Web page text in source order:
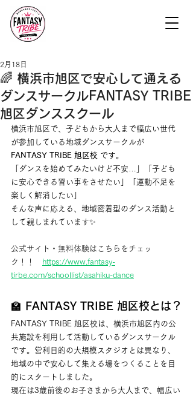
🌈 横浜市旭区で安心して通える
ダンスサークルFANTASY TRIBE
旭区ダンススクール
2月18日
横浜市旭区で、子どもから大人まで幅広い世代
が参加している地域ダンスサークルが
FANTASY TRIBE 旭区校 です。
「ダンスを始めてみたいけど不安…」「子ども
に安心できる習い事をさせたい」「運動不足を
楽しく解消したい」
そんな声に応える、地域密着型のダンス活動と
して親しまれています✨
公式サイト・無料体験はこちらをチェッ
ク！！ https://www.fantasy-
tirbe.com/schoollist/asahiku-dance
🏫 FANTASY TRIBE 旭区校とは？
FANTASY TRIBE 旭区校は、横浜市旭区内の公
共施設を利用して活動しているダンスサークル
です。営利目的の大規模スタジオとは異なり、
地域の中で安心して集える場をつくることを目
的にスタートしました。
現在は3歳前後のお子さまから大人まで、幅広い